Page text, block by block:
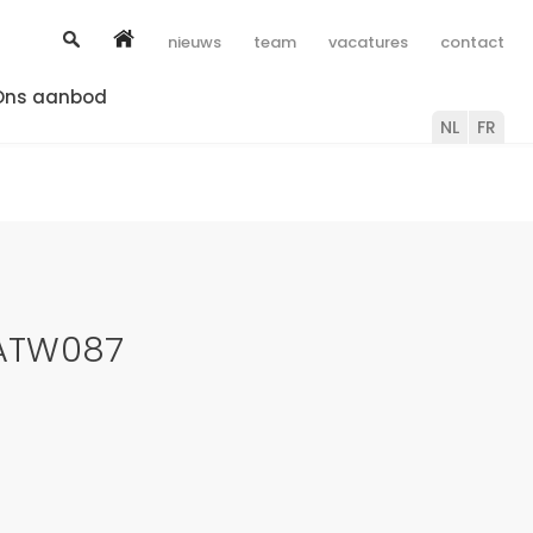
NL FR
aanbod
nieuws team vacatures contact